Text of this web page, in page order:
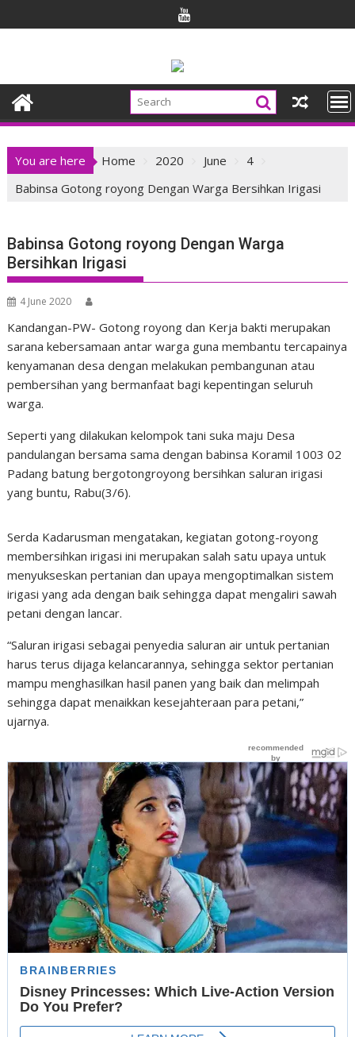
to
You are here Home 2020 June
4
Babinsa Gotong royong Dengan Warga Bersihkan Irigasi
Babinsa Gotong royong Dengan Warga
Bersihkan Irigasi
4 June 2020
Kandangan-PW- Gotong royong dan Kerja bakti merupakan
sarana kebersamaan antar warga guna membantu tercapainya
kenyamanan desa dengan melakukan pembangunan atau
pembersihan yang bermanfaat bagi kepentingan seluruh
warga.
Seperti yang dilakukan kelompok tani suka maju Desa
pandulangan bersama sama dengan babinsa Koramil 1003 02
Padang batung bergotongroyong bersihkan saluran irigasi
yang buntu, Rabu(3/6).
Serda Kadarusman mengatakan, kegiatan gotong-royong
membersihkan irigasi ini merupakan salah satu upaya untuk
menyukseskan pertanian dan upaya mengoptimalkan sistem
irigasi yang ada dengan baik sehingga dapat mengaliri sawah
petani dengan lancar.
“Saluran irigasi sebagai penyedia saluran air untuk pertanian
harus terus dijaga kelancarannya, sehingga sektor pertanian
mampu menghasilkan hasil panen yang baik dan melimpah
sehingga dapat menaikkan kesejahteraan para petani,”
ujarnya.